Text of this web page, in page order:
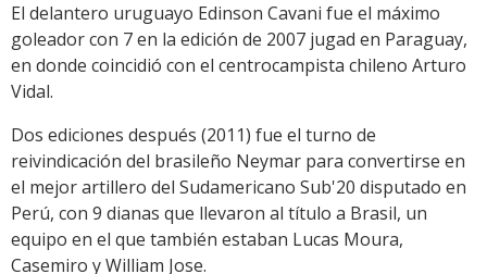
El delantero uruguayo Edinson Cavani fue el máximo
goleador con 7 en la edición de 2007 jugad en Paraguay,
en donde coincidió con el centrocampista chileno Arturo
Vidal.
Dos ediciones después (2011) fue el turno de
reivindicación del brasileño Neymar para convertirse en
el mejor artillero del Sudamericano Sub'20 disputado en
Perú, con 9 dianas que llevaron al título a Brasil, un
equipo en el que también estaban Lucas Moura,
Casemiro y William Jose.